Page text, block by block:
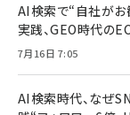
AI検索で“自社がお
実践、GEO時代の
7月16日 7:05
AI検索時代、なぜ